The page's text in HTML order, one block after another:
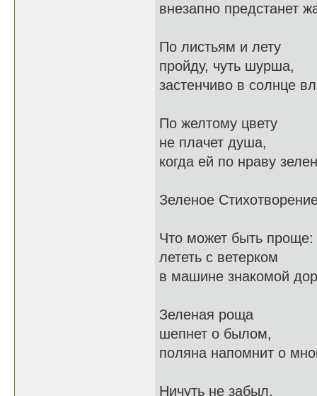
внезапно предстанет
По листьям и лету
пройду, чуть шурша,
застенчиво в солнце
По желтому цвету
не плачет душа,
когда ей по нраву
Зеленое
Что может быть проще:
лететь с ветерком
в машине знакомой
Зеленая роща
шепнет о былом,
поляна напомнит о
Ничуть не забыл,